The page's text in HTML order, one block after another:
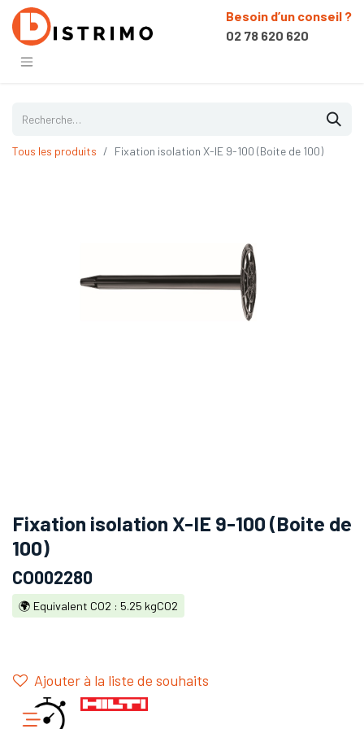
Besoin d’un conseil ?
02 78 620 620
Tous les produits Fixation isolation X-IE 9-100 (Boite de 100)
Fixation isolation X-IE 9-100 (Boite de
100)
CO002280
🌍 Equivalent CO2 : 5.25 kgCO2
Ajouter à la liste de souhaits